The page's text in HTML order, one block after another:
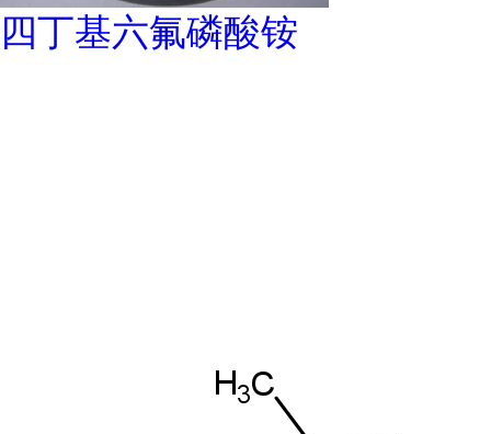
四丁基六氟磷酸铵